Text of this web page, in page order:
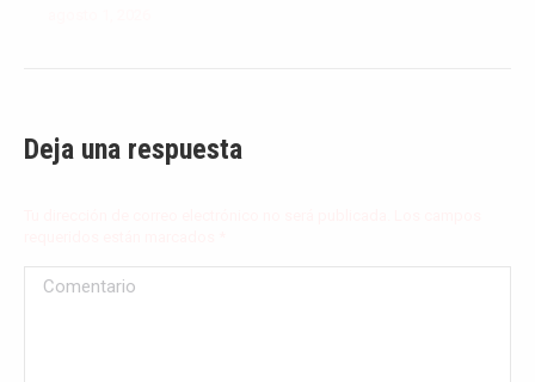
Deja una respuesta
Comentario